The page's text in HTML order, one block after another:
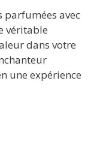
parfumées avec
véritable
dans votre
une expérience